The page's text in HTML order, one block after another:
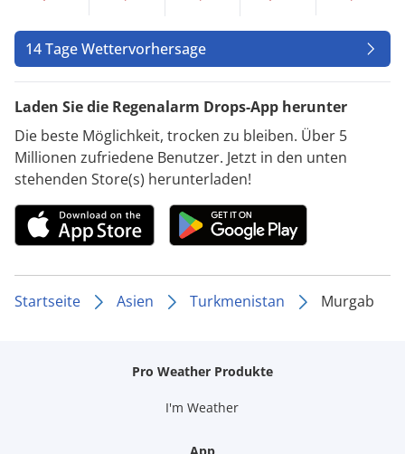
14 Tage Wettervorhersage
Laden Sie die Regenalarm Drops-App herunter
Die beste Möglichkeit, trocken zu bleiben. Über 5
Millionen zufriedene Benutzer. Jetzt in den unten
stehenden Store(s) herunterladen!
Startseite Asien Turkmenistan Murgab
Pro Weather Produkte
I'm Weather